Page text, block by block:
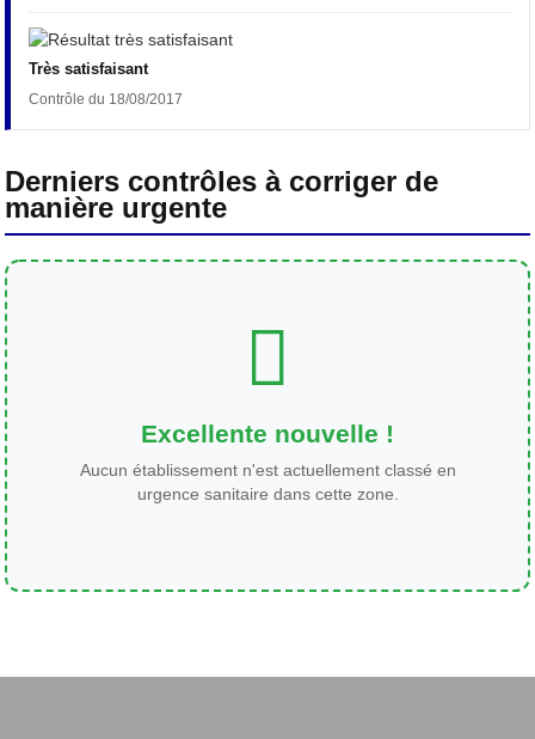
Très satisfaisant
Contrôle du 18/08/2017
Derniers contrôles à corriger de
manière urgente
Excellente nouvelle !
Aucun établissement n'est actuellement classé en
urgence sanitaire dans cette zone.